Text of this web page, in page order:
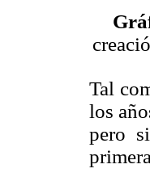
Tal
los
pero